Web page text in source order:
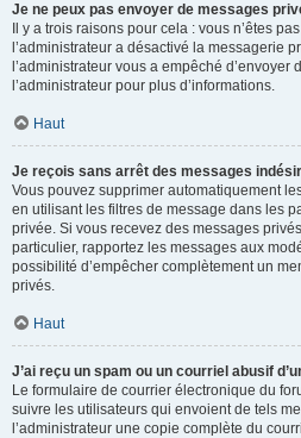
Je ne peux pas envoyer de messages
Il y a trois raisons pour cela : vous n’êtes
l’administrateur a désactivé la messagerie
l’administrateur vous a empêché d’envoyer
l’administrateur pour plus d’informations.
Haut
Je reçois sans arrêt des messages
Vous pouvez supprimer automatiquement
en utilisant les filtres de message dans les
privée. Si vous recevez des messages
particulier, rapportez les messages aux
possibilité d’empêcher complètement un
privés.
Haut
J’ai reçu un spam ou un courriel abusif
Le formulaire de courrier électronique du
suivre les utilisateurs qui envoient de tels
l’administrateur une copie complète du